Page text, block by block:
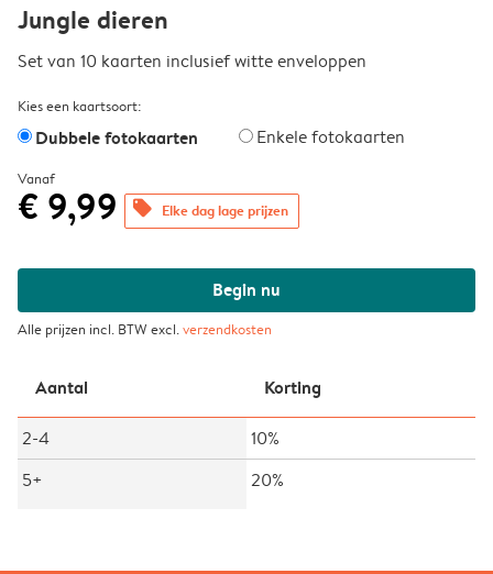
Jungle dieren
Set van 10 kaarten inclusief witte enveloppen
Kies een kaartsoort:
Dubbele fotokaarten Enkele fotokaarten
Vanaf
€ 9,99 offers Elke dag lage prijzen
Begin nu
Alle prijzen incl. BTW excl.verzendkosten
Aantal Korting
2-4
10%
5+
20%